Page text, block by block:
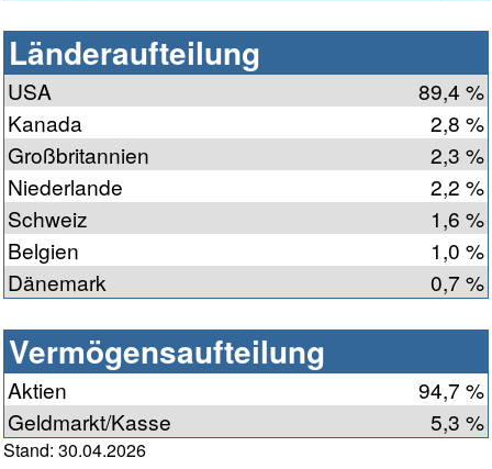
Länderaufteilung
USA
89,4 %
Kanada
2,8 %
Großbritannien
2,3 %
Niederlande
2,2 %
Schweiz
1,6 %
Belgien
1,0 %
Dänemark
0,7 %
Vermögensaufteilung
Aktien
94,7 %
Geldmarkt/Kasse
5,3 %
Stand: 30.04.2026